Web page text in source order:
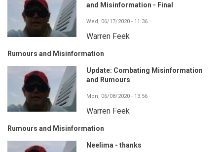
and Misinformation - Final
Wed, 06/17/2020 - 11:36
Warren Feek
Rumours and Misinformation
Update: Combating Misinformation
and Rumours
Mon, 06/08/2020 - 13:56
Warren Feek
Rumours and Misinformation
Neelima - thanks